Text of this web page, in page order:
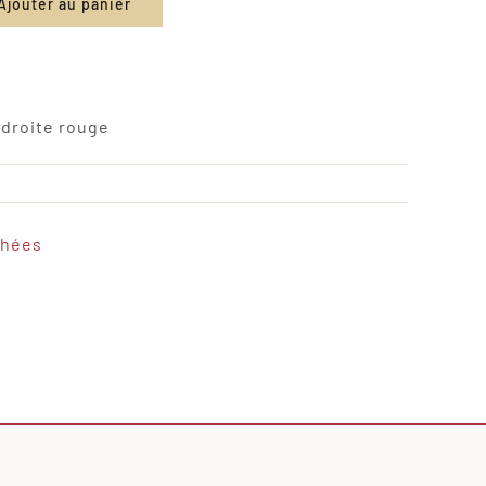
droite rouge